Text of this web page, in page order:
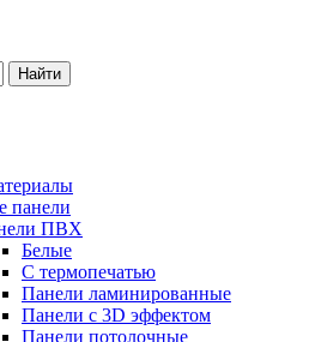
Найти
панели
ПВХ
Белые
С термопечатью
Панели ламинированные
Панели с 3D эффектом
Панели потолочные